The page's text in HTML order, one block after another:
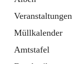
Veranstaltungen
Müllkalender
Amtstafel
neuem
Tab